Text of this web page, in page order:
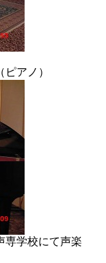
アノ）
専学校にて声楽